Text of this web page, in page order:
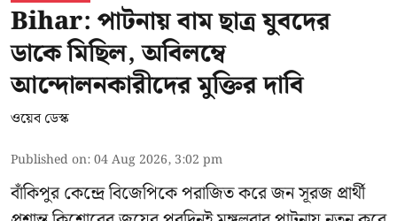
Bihar: পাটনায় বাম ছাত্র যুবদের
ডাকে মিছিল, অবিলম্বে
আন্দোলনকারীদের মুক্তির দাবি
ওয়েব ডেস্ক
Published on:04 Aug 2026, 3:02 pm
বাঁকিপুর কেন্দ্রে বিজেপিকে পরাজিত করে জন সূরজ প্রার্থী